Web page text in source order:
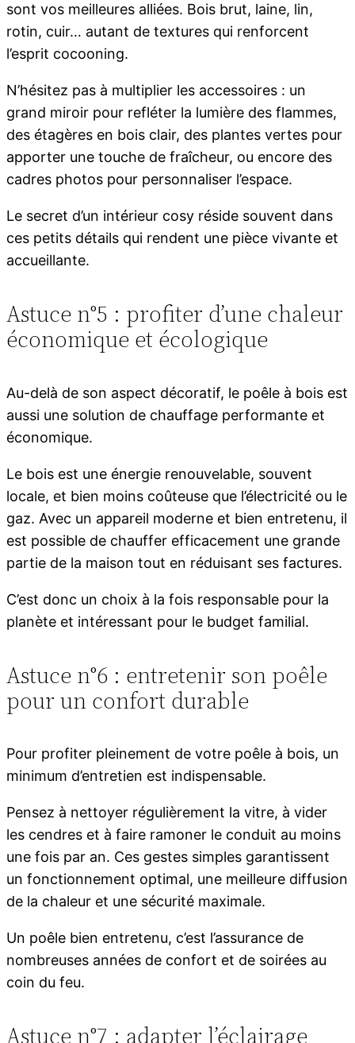
sont vos meilleures alliées. Bois brut, laine, lin,
rotin, cuir… autant de textures qui renforcent
l’esprit cocooning.
N’hésitez pas à multiplier les accessoires : un
grand miroir pour refléter la lumière des flammes,
des étagères en bois clair, des plantes vertes pour
apporter une touche de fraîcheur, ou encore des
cadres photos pour personnaliser l’espace.
Le secret d’un intérieur cosy réside souvent dans
ces petits détails qui rendent une pièce vivante et
accueillante.
Astuce n°5 : profiter d’une chaleur
économique et écologique
Au-delà de son aspect décoratif, le poêle à bois est
aussi une solution de chauffage performante et
économique.
Le bois est une énergie renouvelable, souvent
locale, et bien moins coûteuse que l’électricité ou le
gaz. Avec un appareil moderne et bien entretenu, il
est possible de chauffer efficacement une grande
partie de la maison tout en réduisant ses factures.
C’est donc un choix à la fois responsable pour la
planète et intéressant pour le budget familial.
Astuce n°6 : entretenir son poêle
pour un confort durable
Pour profiter pleinement de votre poêle à bois, un
minimum d’entretien est indispensable.
Pensez à nettoyer régulièrement la vitre, à vider
les cendres et à faire ramoner le conduit au moins
une fois par an. Ces gestes simples garantissent
un fonctionnement optimal, une meilleure diffusion
de la chaleur et une sécurité maximale.
Un poêle bien entretenu, c’est l’assurance de
nombreuses années de confort et de soirées au
coin du feu.
Astuce n°7 : adapter l’éclairage